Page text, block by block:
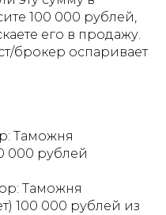
100 000 рублей,
его в продажу.
брокер оспаривает
Таможня
000 рублей
Таможня
100 000 рублей из